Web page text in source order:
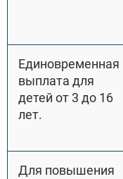
Единовременная
выплата для
детей от 3 до 16
лет.
Для повышения